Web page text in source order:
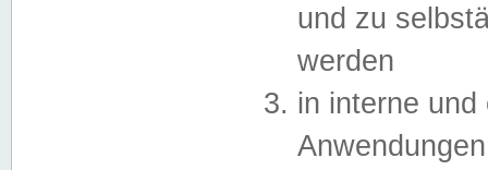
und zu
werden
in interne